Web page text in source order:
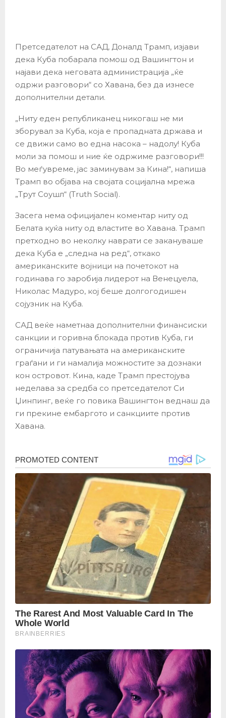
Претседателот на САД, Доналд Трамп, изјави
дека Куба побарала помош од Вашингтон и
најави дека неговата администрација „ќе
одржи разговори“ со Хавана, без да изнесе
дополнителни детали.
„Ниту еден републиканец никогаш не ми
зборувал за Куба, која е пропадната држава и
се движи само во една насока – надолу! Куба
моли за помош и ние ќе одржиме разговори!!!
Во меѓувреме, јас заминувам за Кина!“, напиша
Трамп во објава на својата социјална мрежа
„Трут Соушл“ (Truth Social).
Засега нема официјален коментар ниту од
Белата куќа ниту од властите во Хавана. Трамп
претходно во неколку наврати се закануваше
дека Куба е „следна на ред“, откако
американските војници на почетокот на
годинава го заробија лидерот на Венецуела,
Николас Мадуро, кој беше долгогодишен
сојузник на Куба.
САД веќе наметнаа дополнителни финансиски
санкции и горивна блокада против Куба, ги
ограничија патувањата на американските
граѓани и ги намалија можностите за дознаки
кон островот. Кина, каде Трамп престојува
неделава за средба со претседателот Си
Џинпинг, веќе го повика Вашингтон веднаш да
ги прекине ембаргото и санкциите против
Хавана.